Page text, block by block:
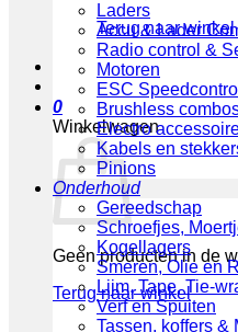
Terug naar winkel
0
Winkelwagen
Geen producten in de
Terug naar winkel
Laders
Accu & Lader
Radio control &
Motoren
ESC
Brushless
Electro
Kabels en
Pinions
Onderhoud
Gereedschap
Schroefjes,
Kogellagers
Smeren, Olie en
Lijm, Tape, Tie-
Verf en Spuiten
Tassen, koffers &